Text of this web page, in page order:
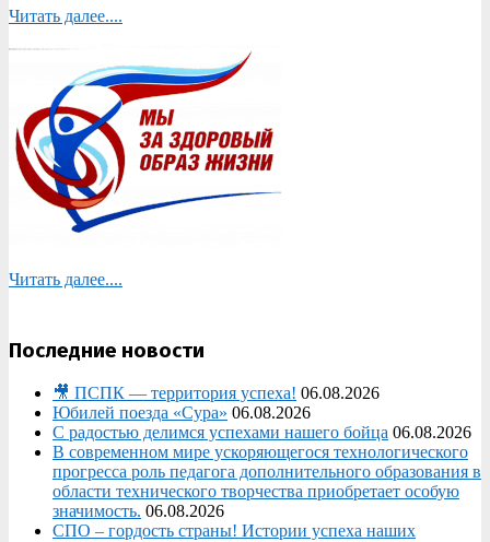
Читать далее....
Читать далее....
Последние новости
🎥 ПСПК — территория успеха! 06.08.2026
Юбилей поезда «Сура» 06.08.2026
С радостью делимся успехами нашего бойца 06.08.2026
В современном мире ускоряющегося технологического
прогресса роль педагога дополнительного образования в
области технического творчества приобретает особую
значимость. 06.08.2026
СПО – гордость страны! Истории успеха наших